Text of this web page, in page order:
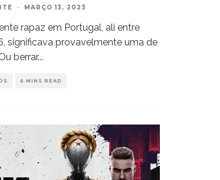
· MARÇO 13, 2023
rapaz em Portugal, ali entre
significava provavelmente uma de
berrar...
6 MINS READ